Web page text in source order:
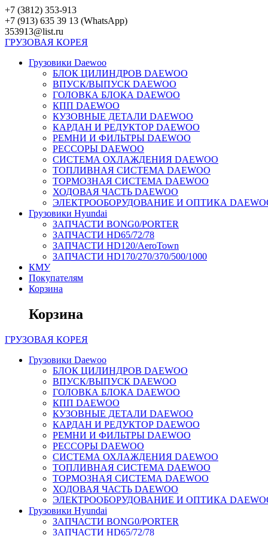
Перейти
к
контенту
+7 (3812) 353-913
+7 (913) 635 39 13 (WhatsApp)
353913@list.ru
ГРУЗОВАЯ КОРЕЯ
Грузовики Daewoo
БЛОК ЦИЛИНДРОВ DAEWOO
ВПУСК/ВЫПУСК DAEWOO
ГОЛОВКА БЛОКА DAEWOO
КПП DAEWOO
КУЗОВНЫЕ ДЕТАЛИ DAEWOO
КАРДАН И РЕДУКТОР DAEWOO
РЕМНИ И ФИЛЬТРЫ DAEWOO
РЕССОРЫ DAEWOO
СИСТЕМА ОХЛАЖДЕНИЯ DAEWOO
ТОПЛИВНАЯ СИСТЕМА DAEWOO
ТОРМОЗНАЯ СИСТЕМА DAEWOO
ХОДОВАЯ ЧАСТЬ DAEWOO
ЭЛЕКТРООБОРУДОВАНИЕ И ОПТИКА
Грузовики Hyundai
ЗАПЧАСТИ BONG0/PORTER
ЗАПЧАСТИ HD65/72/78
ЗАПЧАСТИ HD120/AeroTown
ЗАПЧАСТИ HD170/270/370/500/1000
КМУ
Покупателям
Корзина
Корзина
ГРУЗОВАЯ КОРЕЯ
Грузовики Daewoo
БЛОК ЦИЛИНДРОВ DAEWOO
ВПУСК/ВЫПУСК DAEWOO
ГОЛОВКА БЛОКА DAEWOO
КПП DAEWOO
КУЗОВНЫЕ ДЕТАЛИ DAEWOO
КАРДАН И РЕДУКТОР DAEWOO
РЕМНИ И ФИЛЬТРЫ DAEWOO
РЕССОРЫ DAEWOO
СИСТЕМА ОХЛАЖДЕНИЯ DAEWOO
ТОПЛИВНАЯ СИСТЕМА DAEWOO
ТОРМОЗНАЯ СИСТЕМА DAEWOO
ХОДОВАЯ ЧАСТЬ DAEWOO
ЭЛЕКТРООБОРУДОВАНИЕ И ОПТИКА
Грузовики Hyundai
ЗАПЧАСТИ BONG0/PORTER
ЗАПЧАСТИ HD65/72/78